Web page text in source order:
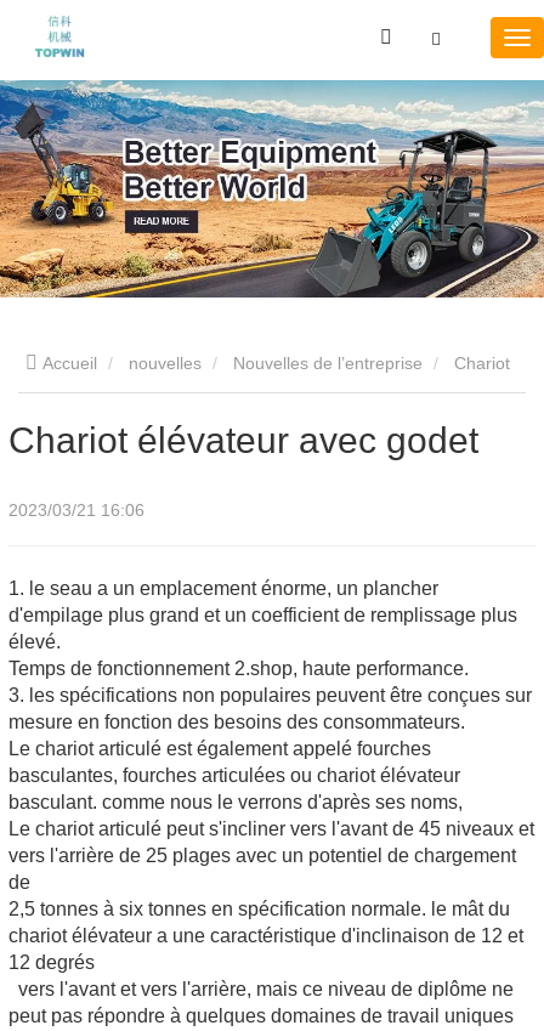
Accueil nouvelles Nouvelles de l’entreprise
élévateur avec godet
Chariot élévateur avec godet
2023/03/21 16:06
1. le seau a un emplacement énorme, un plancher
d'empilage plus grand et un coefficient de remplissage plus
élevé.
Temps de fonctionnement 2.shop, haute performance.
3. les spécifications non populaires peuvent être conçues sur
mesure en fonction des besoins des consommateurs.
Le chariot articulé est également appelé fourches
basculantes, fourches articulées ou chariot élévateur
basculant. comme nous le verrons d'après ses noms,
Le chariot articulé peut s'incliner vers l'avant de 45 niveaux et
vers l'arrière de 25 plages avec un potentiel de chargement
de
2,5 tonnes à six tonnes en spécification normale. le mât du
chariot élévateur a une caractéristique d'inclinaison de 12 et
12 degrés
vers l'avant et vers l'arrière, mais ce niveau de diplôme ne
peut pas répondre à quelques domaines de travail uniques